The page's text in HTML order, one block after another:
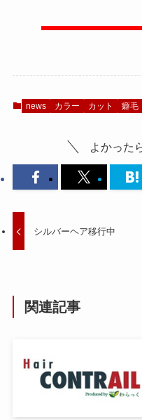
news カラー カット 癖毛
よかった
シルバーヘア移行中
関連記事